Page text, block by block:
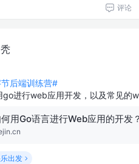
评论
后端训练营#
go进行web应用开发，以及常见的
出发